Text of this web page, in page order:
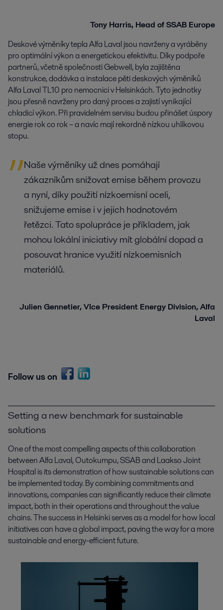
Tony Harris, Head of SSAB Europe
Deskové výměníky tepla Alfa Laval jsou navrženy a vyráběny
pro optimální výkon a energetickou efektivitu. Díky podpoře
partnerů, včetně společnosti Gebwell, byla zajištěna
konstrukce, dodávka a instalace pěti deskových výměníků
Alfa Laval TL10 pro nemocnici v Helsinkách. Tyto jednotky
jsou přesně navrženy pro daný proces a zajistí vynikající
chladicí výkon. Při pravidelném servisu budou přinášet úspory
energie rok co rok – a navíc mají rekordně nízkou uhlíkovou
stopu.
Naše výměníky už dnes pomáhají
zákazníkům snižovat emise během provozu
a nyní, díky použití nízkoemisní oceli,
snižujeme emise i v jejich hodnotovém
řetězci. Tato spolupráce je příkladem, jak
mohou lokální iniciativy mít globální dopad a
posouvat hranice využití nízkoemisních
materiálů.
Julien Gennetier, VIce President Energy Division, Alfa
Laval
Follow us on
Setting a new benchmark for sustainable
solutions
One of the most compelling aspects of this collaboration
between Alfa Laval, Outokumpu, SSAB and Laakso Joint
Hospital is its demonstration of how sustainable solutions can
be implemented today. By combining commitments and
innovations, companies can significantly reduce their climate
impact, both in their operations and throughout the value
chains. The success in Helsinki serves as a model for how local
initiatives can have a global impact, paving the way for a more
sustainable and energy-efficient future.